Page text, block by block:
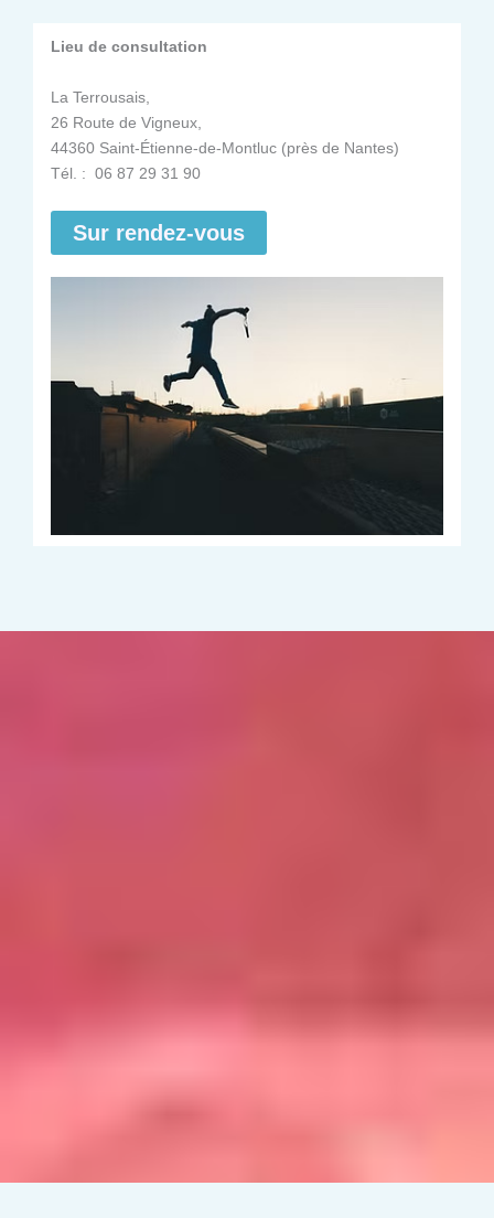
Lieu de consultation
La Terrousais,
26 Route de Vigneux,
44360 Saint-Étienne-de-Montluc (près de Nantes)
Tél. : 06 87 29 31 90
Sur rendez-vous